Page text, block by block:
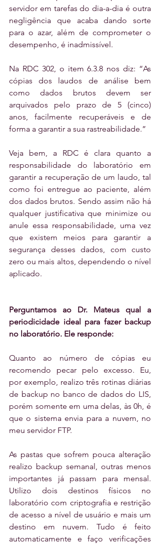
servidor em tarefas do dia-a-dia é outra
negligência que acaba dando sorte
para o azar, além de comprometer o
desempenho, é inadmissível.
Na RDC 302, o item 6.3.8 nos diz: “As
cópias dos laudos de análise bem
como dados brutos devem ser
arquivados pelo prazo de 5 (cinco)
anos, facilmente recuperáveis e de
forma a garantir a sua rastreabilidade.”
Veja bem, a RDC é clara quanto a
responsabilidade do laboratório em
garantir a recuperação de um laudo, tal
como foi entregue ao paciente, além
dos dados brutos. Sendo assim não há
qualquer justificativa que minimize ou
anule essa responsabilidade, uma vez
que existem meios para garantir a
segurança desses dados, com custo
zero ou mais altos, dependendo o nível
aplicado.
Perguntamos ao Dr. Mateus qual a
periodicidade ideal para fazer backup
no laboratório. Ele responde:
Quanto ao número de cópias eu
recomendo pecar pelo excesso. Eu,
por exemplo, realizo três rotinas diárias
de backup no banco de dados do LIS,
porém somente em uma delas, às 0h, é
que o sistema envia para a nuvem, no
meu servidor FTP.
As pastas que sofrem pouca alteração
realizo backup semanal, outras menos
importantes já passam para mensal.
Utilizo dois destinos físicos no
laboratório com criptografia e restrição
de acesso a nível de usuário e mais um
destino em nuvem. Tudo é feito
automaticamente e faço verificações